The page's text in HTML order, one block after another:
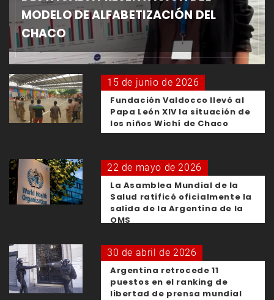
MODELO DE ALFABETIZACIÓN DEL
CHACO
15 de junio de 2026
Fundación Valdocco llevó al
Papa León XIV la situación de
los niños Wichí de Chaco
22 de mayo de 2026
La Asamblea Mundial de la
Salud ratificó oficialmente la
salida de la Argentina de la
OMS
30 de abril de 2026
Argentina retrocede 11
puestos en el ranking de
libertad de prensa mundial